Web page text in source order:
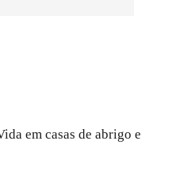
em casas de abrigo e